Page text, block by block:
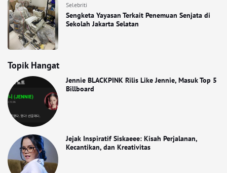
Selebriti
Sengketa Yayasan Terkait Penemuan Senjata di
Sekolah Jakarta Selatan
Topik Hangat
Jennie BLACKPINK Rilis Like Jennie, Masuk Top 5
Billboard
Jejak Inspiratif Siskaeee: Kisah Perjalanan,
Kecantikan, dan Kreativitas